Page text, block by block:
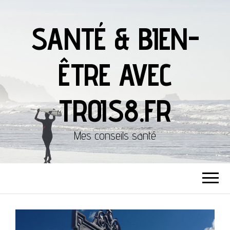
SANTÉ & BIEN-
ÊTRE AVEC
TROIS8.FR
Mes conseils santé